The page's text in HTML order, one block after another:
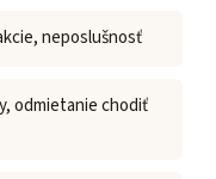
neposlušnosť
odmietanie chodiť